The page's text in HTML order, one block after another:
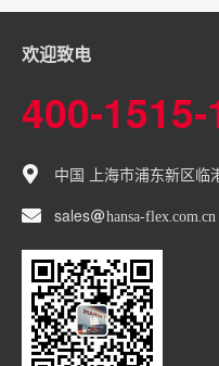
欢迎致电
400-1515-
中国 上海市浦东新区临
sales
hansa-flex com cn